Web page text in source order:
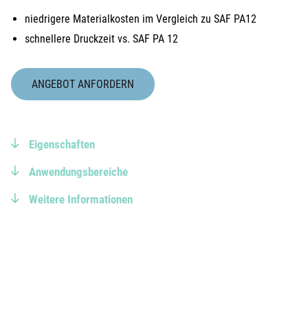
niedrigere Materialkosten im Vergleich zu SAF PA12
schnellere Druckzeit vs. SAF PA 12
ANGEBOT ANFORDERN
Eigenschaften
Anwendungsbereiche
Weitere Informationen